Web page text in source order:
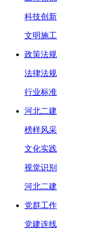
科技创新
文明施工
政策法规
法律法规
行业标准
河北二建
榜样风采
文化实践
视觉识别
河北二建
党群工作
党建连线